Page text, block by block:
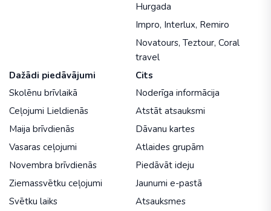
Hurgada
Impro, Interlux, Remiro
Novatours, Teztour, Coral
travel
Dažādi piedāvājumi
Skolēnu brīvlaikā
Ceļojumi Lieldienās
Maija brīvdienās
Vasaras ceļojumi
Novembra brīvdienās
Ziemassvētku ceļojumi
Svētku laiks
Cits
Noderīga informācija
Atstāt atsauksmi
Dāvanu kartes
Atlaides grupām
Piedāvāt ideju
Jaunumi e-pastā
Atsauksmes